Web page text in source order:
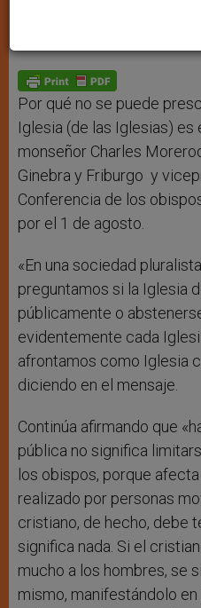
s
A
p
p
e
n
g
e
r
b
o
o
k
t
e
e
Por qué no se puede
Iglesia (de las Iglesias)
monseñor Charles
Ginebra y Friburgo y
Conferencia de los
por el 1 de agosto.
«En una sociedad
preguntamos si la Iglesia
públicamente o
evidentemente cada
afrontamos como Iglesia
diciendo en el mensaje.
Continúa afirmando que
pública no significa
los obispos, porque
realizado por personas
cristiano, de hecho, debe
significa nada. Si el
mucho a los hombres, se
mismo, manifestándolo